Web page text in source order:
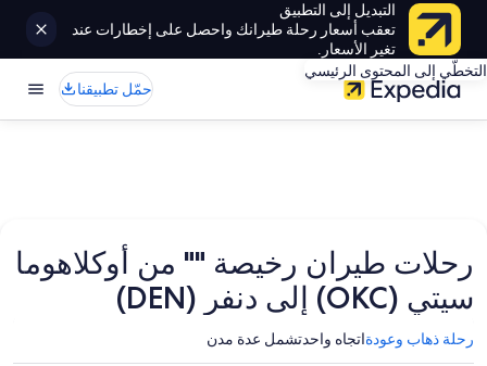
التبديل إلى التطبيق
تعقب أسعار رحلة طيرانك واحصل على إخطارات عند
تغير الأسعار.
التخطّي إلى المحتوى الرئيسي
حمّل تطبيقنا
رحلات طيران رخيصة "" من أوكلاهوما
سيتي (OKC) إلى دنفر (DEN)
رحلة ذهاب وعودةاتجاه واحدتشمل عدة مدن